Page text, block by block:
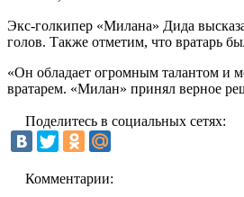
Экс-голкипер «Милана» Дида
голов. Также отметим, что вратарь
«Он обладает огромным талантом и
вратарем. «Милан» принял верное
Поделитесь в социальных сетях:
Комментарии: